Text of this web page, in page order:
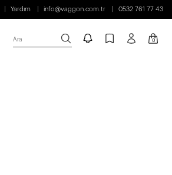
Yardım info@vaggon.com.tr 0532 761 77 43
Ara 0